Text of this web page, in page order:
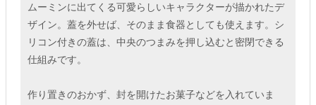
ムーミンに出てくる可愛らしいキャラクターが描かれたデ
ザイン。蓋を外せば、そのまま食器としても使えます。シ
リコン付きの蓋は、中央のつまみを押し込むと密閉できる
仕組みです。
作り置きのおかず、封を開けたお菓子などを入れていま